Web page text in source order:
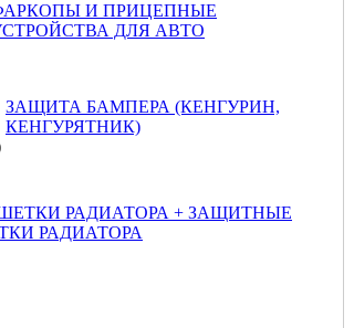
И ПРИЦЕПНЫЕ
ДЛЯ АВТО
ЗАЩИТА БАМПЕРА (КЕНГУРИН,
КЕНГУРЯТНИК)
РАДИАТОРА + ЗАЩИТНЫЕ
РАДИАТОРА